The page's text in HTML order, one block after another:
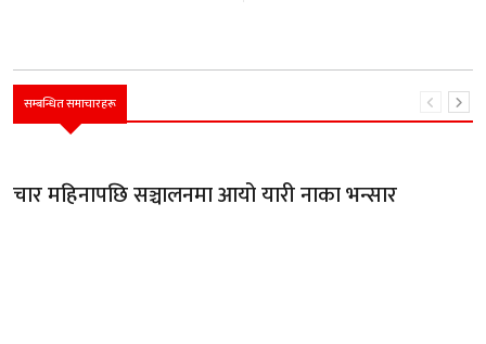
सम्बन्धित समाचारहरू
चार महिनापछि सञ्चालनमा आयो यारी नाका भन्सार